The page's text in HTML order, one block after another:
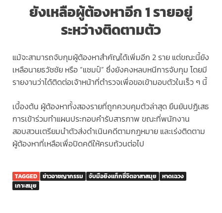
ยังเหลือผู้ต้องหาอีก 1 รายอยู่
ระหว่างติดตามตัว
แม้จะสามารถจับกุมผู้ต้องหาสำคัญได้เพิ่มอีก 2 ราย แต่ขณะนี้ยัง
เหลือนายธวัชชัย หรือ “แชมป์” ซึ่งยังคงหลบหนีการจับกุม โดยมี
รายงานว่าได้ติดต่อเจ้าหน้าที่ตำรวจเพื่อขอเข้ามอบตัวในเร็ว ๆ นี้
เบื้องต้น ผู้ต้องหาทั้งสองรายที่ถูกควบคุมตัวล่าสุด ยืนยันปฏิเสธ
การเข้าร่วมทำแผนประกอบคำรับสารภาพ ขณะที่พนักงาน
สอบสวนเตรียมนำตัวส่งดำเนินคดีตามกฎหมาย และเร่งติดตาม
ผู้ต้องหาที่เหลือเพื่อปิดคดีให้ครบถ้วนต่อไป
TAGGED ข่าวอาชญากรรม จับมือยิงแท็กซี่จิตอาสาสมุย
หาดเฉวง
เกาะสมุย